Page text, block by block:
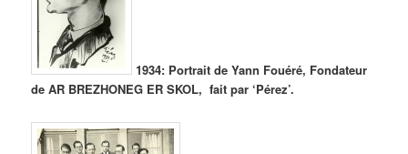
1934: Portrait de Yann Fouéré, Fondateur
de AR BREZHONEG ER SKOL, fait par ‘Pérez’.